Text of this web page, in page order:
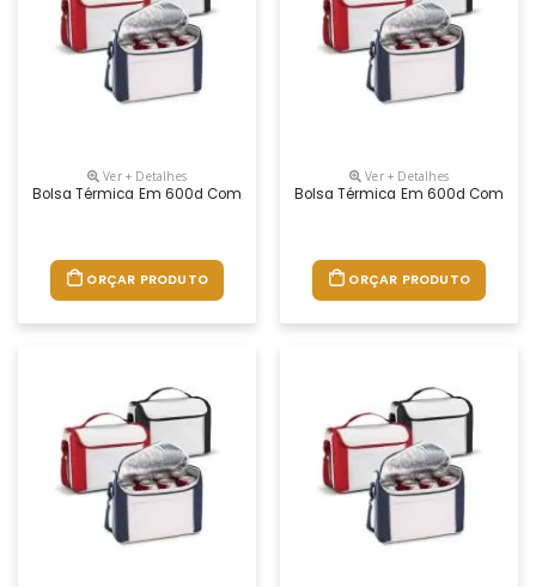
Ver + Detalhes
Bolsa Térmica Em 600d Com Alça Ajustável Em Webbing E Bolso
ORÇAR PRODUTO
Ver + Detalhes
Bolsa Térmica Em 600d Com
ORÇAR PRODUTO